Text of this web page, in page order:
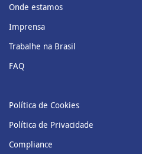
Onde estamos
Imprensa
Trabalhe na Brasil
FAQ
Política de Cookies
Política de Privacidade
Compliance